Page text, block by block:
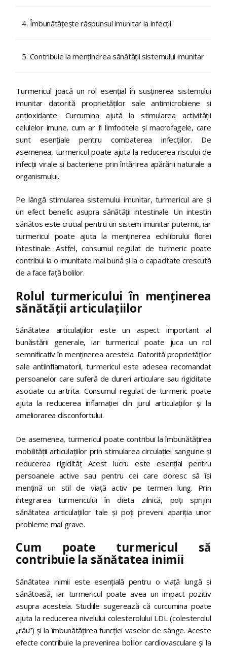
4. Îmbunătățește răspunsul imunitar la infecții
5. Contribuie la menținerea sănătății sistemului imunitar
Turmericul joacă un rol esențial în susținerea sistemului
imunitar datorită proprietăților sale antimicrobiene și
antioxidante. Curcumina ajută la stimularea activității
celulelor imune, cum ar fi limfocitele și macrofagele, care
sunt esențiale pentru combaterea infecțiilor. De
asemenea, turmericul poate ajuta la reducerea riscului de
infecții virale și bacteriene prin întărirea apărării naturale a
organismului.
Pe lângă stimularea sistemului imunitar, turmericul are și
un efect benefic asupra sănătății intestinale. Un intestin
sănătos este crucial pentru un sistem imunitar puternic, iar
turmericul poate ajuta la menținerea echilibrului florei
intestinale. Astfel, consumul regulat de turmeric poate
contribui la o imunitate mai bună și la o capacitate crescută
de a face față bolilor.
Rolul turmericului în menținerea
sănătății articulațiilor
Sănătatea articulațiilor este un aspect important al
bunăstării generale, iar turmericul poate juca un rol
semnificativ în menținerea acesteia. Datorită proprietăților
sale antiinflamatorii, turmericul este adesea recomandat
persoanelor care suferă de dureri articulare sau rigiditate
asociate cu artrita. Consumul regulat de turmeric poate
ajuta la reducerea inflamației din jurul articulațiilor și la
ameliorarea disconfortului.
De asemenea, turmericul poate contribui la îmbunătățirea
mobilității articulațiilor prin stimularea circulației sanguine și
reducerea rigidităț Acest lucru este esențial pentru
persoanele active sau pentru cei care doresc să își
mențină un stil de viață activ pe termen lung. Prin
integrarea turmericului în dieta zilnică, poți sprijini
sănătatea articulațiilor tale și poți preveni apariția unor
probleme mai grave.
Cum poate turmericul să
contribuie la sănătatea inimii
Sănătatea inimii este esențială pentru o viață lungă și
sănătoasă, iar turmericul poate avea un impact pozitiv
asupra acesteia. Studiile sugerează că curcumina poate
ajuta la reducerea nivelului colesterolului LDL (colesterolul
„rău”) și la îmbunătățirea funcției vaselor de sânge. Aceste
efecte contribuie la prevenirea bolilor cardiovasculare și la